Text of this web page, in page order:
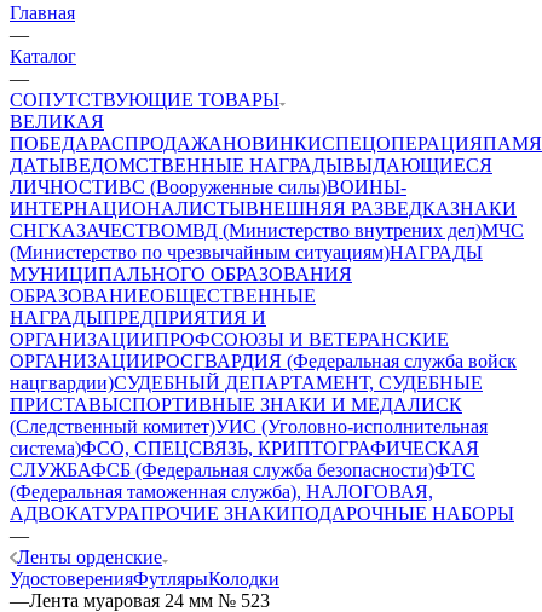
Главная
—
Каталог
—
СОПУТСТВУЮЩИЕ ТОВАРЫ
ВЕЛИКАЯ
ПОБЕДАРАСПРОДАЖАНОВИНКИСПЕЦОПЕРАЦИЯ
ДАТЫВЕДОМСТВЕННЫЕ НАГРАДЫВЫДАЮЩИЕСЯ
ЛИЧНОСТИВС (Вооруженные силы)ВОИНЫ-
ИНТЕРНАЦИОНАЛИСТЫВНЕШНЯЯ РАЗВЕДКАЗНАКИ
СНГКАЗАЧЕСТВОМВД (Министерство внутрених дел)МЧС
(Министерство по чрезвычайным ситуациям)НАГРАДЫ
МУНИЦИПАЛЬНОГО ОБРАЗОВАНИЯ
ОБРАЗОВАНИЕОБЩЕСТВЕННЫЕ
НАГРАДЫПРЕДПРИЯТИЯ И
ОРГАНИЗАЦИИПРОФСОЮЗЫ И ВЕТЕРАНСКИЕ
ОРГАНИЗАЦИИРОСГВАРДИЯ (Федеральная служба войск
нацгвардии)СУДЕБНЫЙ ДЕПАРТАМЕНТ, СУДЕБНЫЕ
ПРИСТАВЫСПОРТИВНЫЕ ЗНАКИ И МЕДАЛИСК
(Следственный комитет)УИС (Уголовно-исполнительная
система)ФСО, СПЕЦСВЯЗЬ, КРИПТОГРАФИЧЕСКАЯ
СЛУЖБАФСБ (Федеральная служба безопасности)ФТС
(Федеральная таможенная служба), НАЛОГОВАЯ,
АДВОКАТУРАПРОЧИЕ ЗНАКИПОДАРОЧНЫЕ НАБОРЫ
—
Ленты орденские
УдостоверенияФутлярыКолодки
—Лента муаровая 24 мм № 523